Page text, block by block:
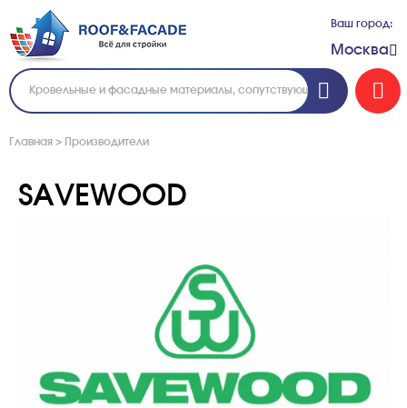
Ваш город:
Москва
Главная > Производители
SAVEWOOD